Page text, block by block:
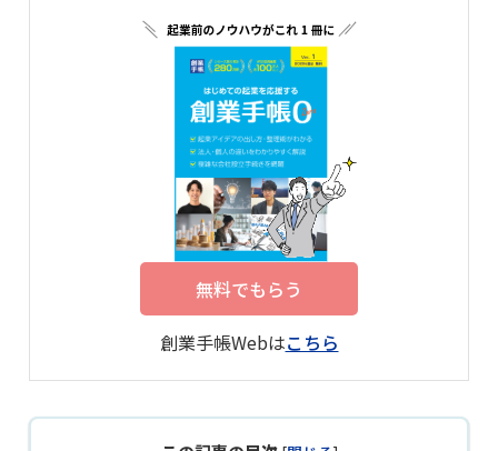
無料でもらう
創業手帳Webはこちら